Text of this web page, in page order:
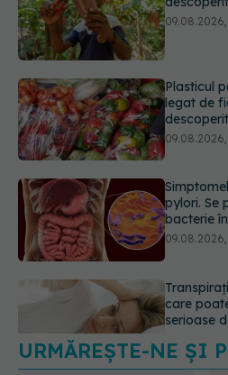
legat de
pylori. Se
bacterie
care
serioase
Cum
rozmarin
09.08.2026,
URMĂREȘTE-NE ȘI
URMĂRITORI